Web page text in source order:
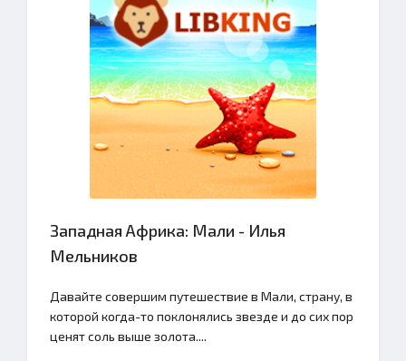
Западная Африка: Мали - Илья
Мельников
Давайте совершим путешествие в Мали, страну, в
которой когда-то поклонялись звезде и до сих пор
ценят соль выше золота....